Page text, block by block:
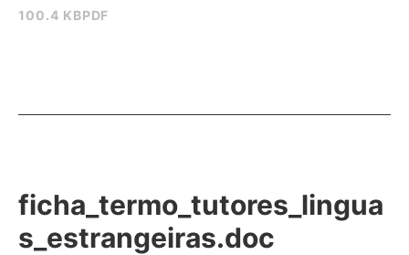
100.4 KBPDF
ficha_termo_tutores_lingua
s_estrangeiras.doc